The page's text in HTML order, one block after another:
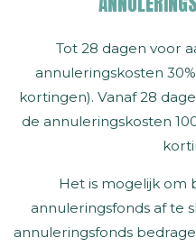
Tot 28 dagen voor
annuleringskosten
kortingen). Vanaf 28
de annuleringskosten
Het is mogelijk om
annuleringsfonds af te
annuleringsfonds